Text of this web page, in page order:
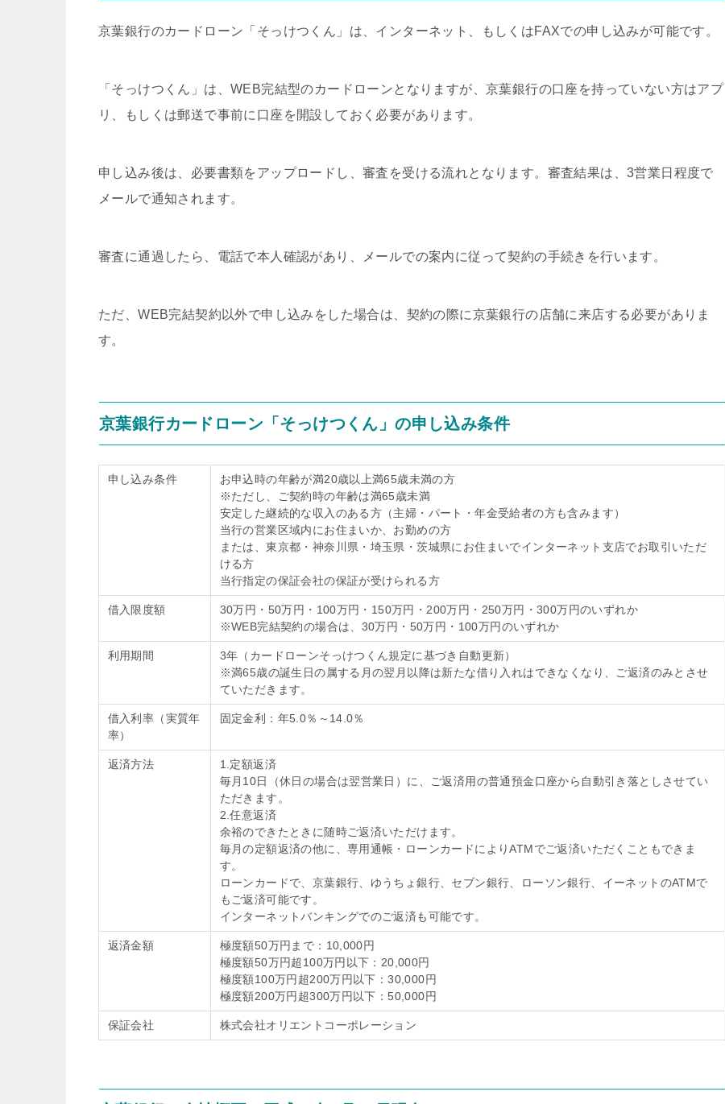
京葉銀行のカードローン「そっけつくん」は、インターネット、もしくはFAXでの申し込みが可能です。
「そっけつくん」は、WEB完結型のカードローンとなりますが、京葉銀行の口座を持っていない方はアプ
リ、もしくは郵送で事前に口座を開設しておく必要があります。
申し込み後は、必要書類をアップロードし、審査を受ける流れとなります。審査結果は、3営業日程度で
メールで通知されます。
審査に通過したら、電話で本人確認があり、メールでの案内に従って契約の手続きを行います。
ただ、WEB完結契約以外で申し込みをした場合は、契約の際に京葉銀行の店舗に来店する必要がありま
す。
京葉銀行カードローン「そっけつくん」の申し込み条件
申し込み条件
お申込時の年齢が満20歳以上満65歳未満の方
※ただし、ご契約時の年齢は満65歳未満
安定した継続的な収入のある方（主婦・パート・年金受給者の方も含みます）
当行の営業区域内にお住まいか、お勤めの方
または、東京都・神奈川県・埼玉県・茨城県にお住まいでインターネット支店でお取引いただ
ける方
当行指定の保証会社の保証が受けられる方
借入限度額
30万円・50万円・100万円・150万円・200万円・250万円・300万円のいずれか
※WEB完結契約の場合は、30万円・50万円・100万円のいずれか
利用期間
3年（カードローンそっけつくん規定に基づき自動更新）
※満65歳の誕生日の属する月の翌月以降は新たな借り入れはできなくなり、ご返済のみとさせ
ていただきます。
借入利率（実質年
率）
固定金利：年5.0％～14.0％
返済方法
1.定額返済
毎月10日（休日の場合は翌営業日）に、ご返済用の普通預金口座から自動引き落としさせてい
ただきます。
2.任意返済
余裕のできたときに随時ご返済いただけます。
毎月の定額返済の他に、専用通帳・ローンカードによりATMでご返済いただくこともできま
す。
ローンカードで、京葉銀行、ゆうちょ銀行、セブン銀行、ローソン銀行、イーネットのATMで
もご返済可能です。
インターネットバンキングでのご返済も可能です。
返済金額
極度額50万円まで：10,000円
極度額50万円超100万円以下：20,000円
極度額100万円超200万円以下：30,000円
極度額200万円超300万円以下：50,000円
保証会社 株式会社オリエントコーポレーション